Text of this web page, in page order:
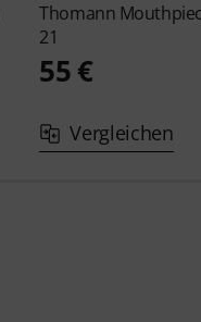
Thomann
21
55 €
Vergleichen